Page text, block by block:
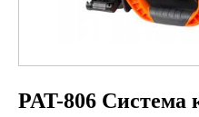
PAT-806 Система